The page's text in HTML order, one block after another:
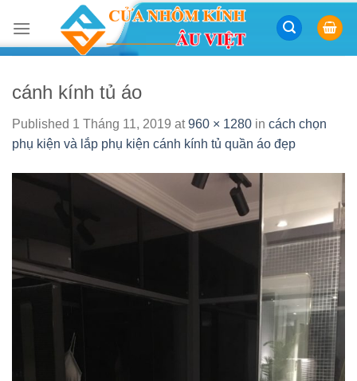
content
cánh kính tủ áo
Published 1 Tháng 11, 2019 at960 × 1280 in cách chọn
phụ kiện và lắp phụ kiện cánh kính tủ quần áo đẹp